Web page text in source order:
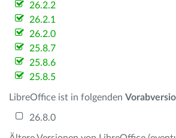
26.2.2
26.2.1
26.2.0
25.8.7
25.8.6
25.8.5
LibreOffice ist in folgenden
26.8.0